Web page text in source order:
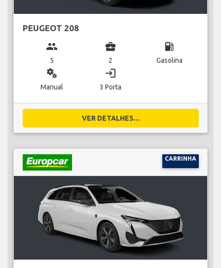
PEUGEOT 208
group
5
business_center
2
local_gas_station
Gasolina
miscellaneous_services
Manual
login
3 Porta
VER DETALHES...
CARRINHA